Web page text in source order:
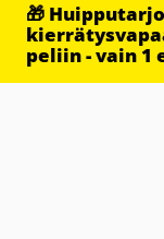
🎁
peliin - vain 1